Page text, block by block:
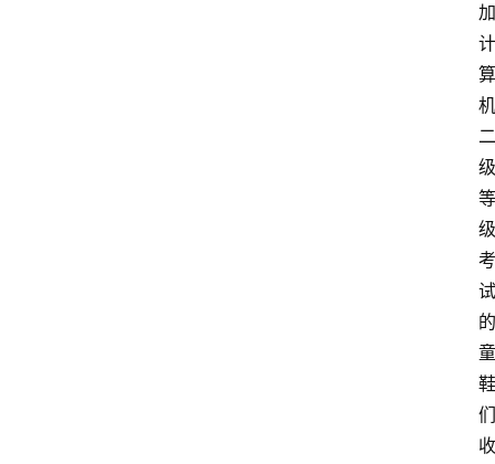
加
计
算
机
二
级
等
级
考
试
的
童
鞋
们
收